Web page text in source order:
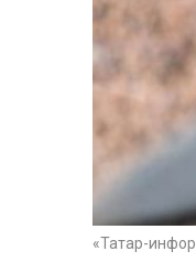
«Татар-